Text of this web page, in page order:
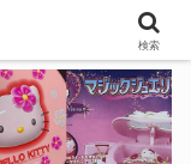
検索